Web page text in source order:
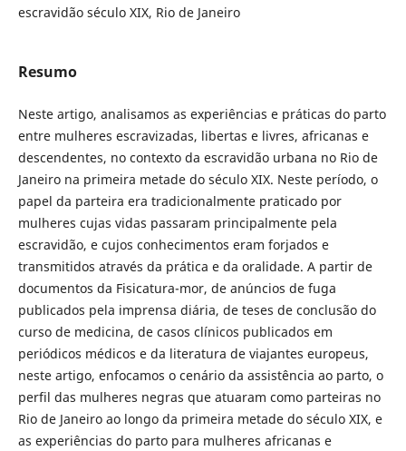
escravidão século XIX, Rio de Janeiro
Resumo
Neste artigo, analisamos as experiências e práticas do parto
entre mulheres escravizadas, libertas e livres, africanas e
descendentes, no contexto da escravidão urbana no Rio de
Janeiro na primeira metade do século XIX. Neste período, o
papel da parteira era tradicionalmente praticado por
mulheres cujas vidas passaram principalmente pela
escravidão, e cujos conhecimentos eram forjados e
transmitidos através da prática e da oralidade. A partir de
documentos da Fisicatura-mor, de anúncios de fuga
publicados pela imprensa diária, de teses de conclusão do
curso de medicina, de casos clínicos publicados em
periódicos médicos e da literatura de viajantes europeus,
neste artigo, enfocamos o cenário da assistência ao parto, o
perfil das mulheres negras que atuaram como parteiras no
Rio de Janeiro ao longo da primeira metade do século XIX, e
as experiências do parto para mulheres africanas e